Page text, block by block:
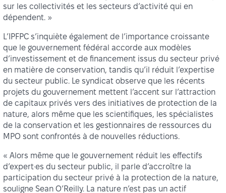
sur les collectivités et les secteurs d’activité qui en
dépendent. »
L’IPFPC s’inquiète également de l’importance croissante
que le gouvernement fédéral accorde aux modèles
d’investissement et de financement issus du secteur privé
en matière de conservation, tandis qu’il réduit l’expertise
du secteur public. Le syndicat observe que les récents
projets du gouvernement mettent l’accent sur l’attraction
de capitaux privés vers des initiatives de protection de la
nature, alors même que les scientifiques, les spécialistes
de la conservation et les gestionnaires de ressources du
MPO sont confrontés à de nouvelles réductions.
« Alors même que le gouvernement réduit les effectifs
d’expert·es du secteur public, il parle d’accroître la
participation du secteur privé à la protection de la nature,
souligne Sean O’Reilly. La nature n’est pas un actif